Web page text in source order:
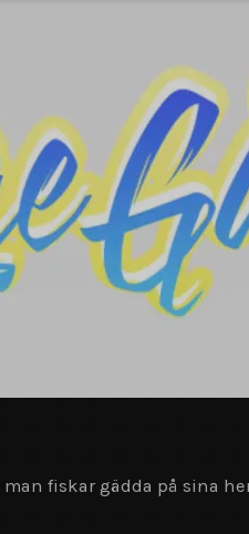
fiskar gädda på sina